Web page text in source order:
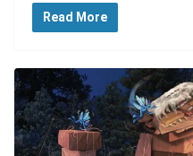
Read More